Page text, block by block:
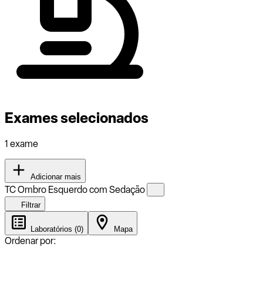
Exames selecionados
1 exame
Adicionar mais
TC Ombro Esquerdo com Sedação
Filtrar
Laboratórios (0) Mapa
Ordenar por: